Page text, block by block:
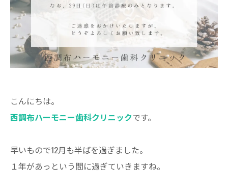
こんにちは。
西調布ハーモニー歯科クリニックです。
早いもので12月も半ばを過ぎました。
１年があっという間に過ぎていきますね。